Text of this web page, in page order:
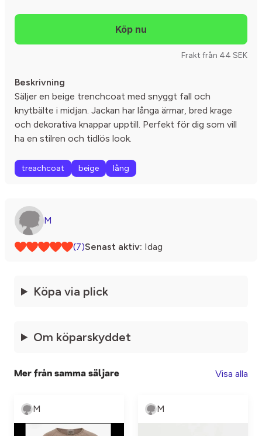
Frakt från 44 SEK
Beskrivning
Säljer en beige trenchcoat med snyggt fall och
knytbälte i midjan. Jackan har långa ärmar, bred krage
och dekorativa knappar upptill. Perfekt för dig som vill
ha en stilren och tidlös look.
treachcoat beige lång
M
(7)Senast aktiv: Idag
Köpa via plick
Om köparskyddet
Mer från samma säljare Visa alla
M M